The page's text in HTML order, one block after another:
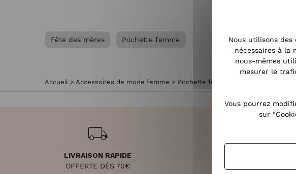
Fête des mères Pochette femme
Accueil > Accessoires de mode femme > Pochette femme Petite pochette
LIVRAISON RAPIDE
OFFERTE DÈS 70€
Nous utilisons des
nécessaires à la
nous-mêmes
mesurer le
Vous pourrez
sur